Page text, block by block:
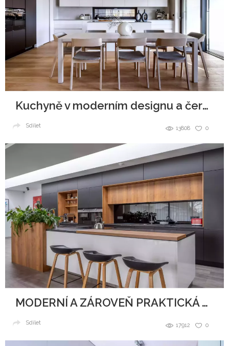
Kuchyně v moderním designu a černobílé kombinaci
0
13808
Sdílet
MODERNÍ A ZÁROVEŇ PRAKTICKÁ KUCHYNĚ
0
17912
Sdílet